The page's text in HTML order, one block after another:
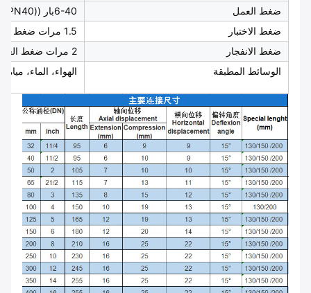
ضغط العمل
6-40بار ((PN6-PN40)
ضغط الاختبار
1.5 مرات ضغط العمل
ضغط الانفجار
2 مرات ضغط العمل
الوسائط المطبقة
الهواء، الماء،